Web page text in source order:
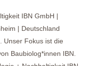
IBN GmbH |
| Deutschland
Unser Fokus ist die
Baubiolog*innen IBN.